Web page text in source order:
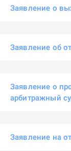
Заявление о
Заявление об
Заявление о
арбитражный
Заявление на